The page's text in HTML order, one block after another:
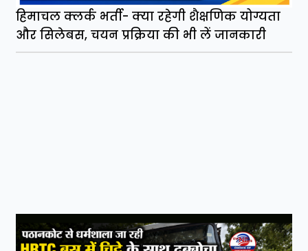
हिमाचल क्लर्क भर्ती- क्या रहेगी शैक्षणिक योग्यता
और सिलेबस, चयन प्रक्रिया की भी लें जानकारी